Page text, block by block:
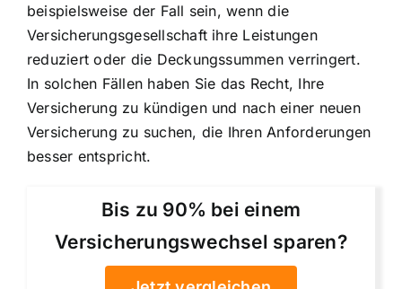
beispielsweise der Fall sein, wenn die
Versicherungsgesellschaft ihre Leistungen
reduziert oder die Deckungssummen verringert.
In solchen Fällen haben Sie das Recht, Ihre
Versicherung zu kündigen und nach einer neuen
Versicherung zu suchen, die Ihren Anforderungen
besser entspricht.
Bis zu 90% bei einem
Versicherungswechsel sparen?